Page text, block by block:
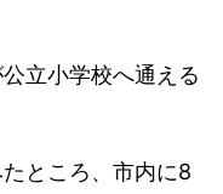
立小学校へ通える
ところ、市内に8